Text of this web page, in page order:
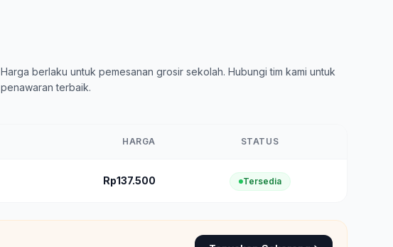
Harga berlaku untuk pemesanan grosir sekolah. Hubungi tim kami untuk
penawaran terbaik.
HARGA STATUS
Rp137.500 Tersedia